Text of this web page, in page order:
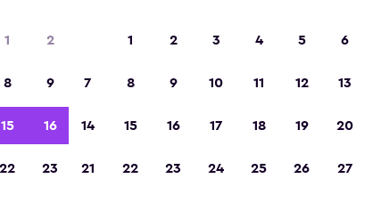
app 2023
1 2
8 9
15 16
22 23
1 2 3 4 5 6
7 8 9 10 11 12 13
14 15 16 17 18 19 20
21 22 23 24 25 26 27